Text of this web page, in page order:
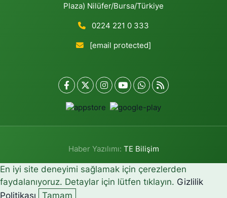
Plaza) Nilüfer/Bursa/Türkiye
0224 221 0 333
[email protected]
Haber Yazılımı: TE Bilişim
En iyi site deneyimi sağlamak için çerezlerden
faydalanıyoruz. Detaylar için lütfen tıklayın. Gizlilik
Politikası
Tamam